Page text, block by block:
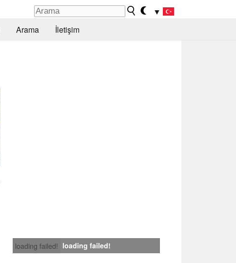
▼
Arama İletişim
loading failed! loading failed!